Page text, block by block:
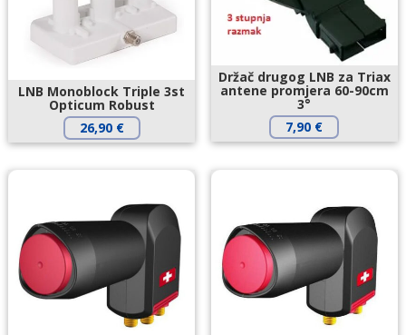
LNB Monoblock Triple 3st
Opticum Robust
26,90 €
Držač drugog LNB za Triax
antene promjera 60-90cm
3°
7,90 €